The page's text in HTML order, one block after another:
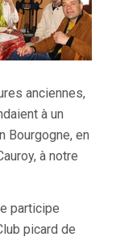
anciennes,
à un
Bourgogne, en
à notre
participe
picard de